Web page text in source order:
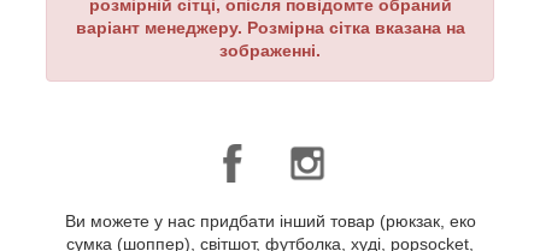
розмірній сітці, опісля повідомте обраний
варіант менеджеру. Розмірна сітка вказана на
зображенні.
Ви можете у нас придбати інший товар (рюкзак, еко
сумка (шоппер), світшот, футболка, худі, popsocket,